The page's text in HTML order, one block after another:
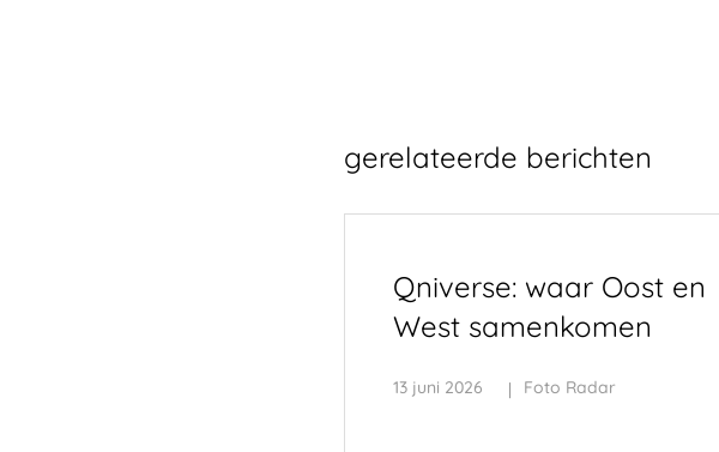
gerelateerde berichten
Qniverse: waar Oost en
West samenkomen
13 juni 2026 Foto Radar